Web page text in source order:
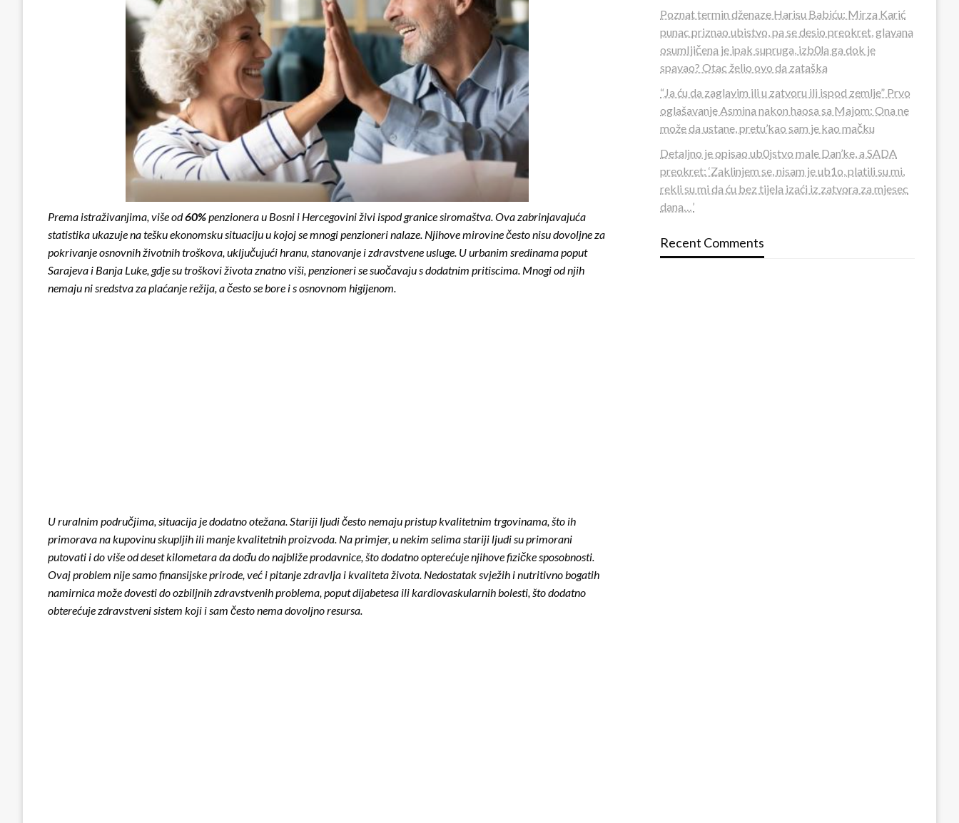
Prema istraživanjima, više od60%penzionera u Bosni i Hercegovini živi ispod granice siromaštva. Ova zabrinjavajuća
statistika ukazuje na tešku ekonomsku situaciju u kojoj se mnogi penzioneri nalaze. Njihove mirovine često nisu dovoljne za
pokrivanje osnovnih životnih troškova, uključujući hranu, stanovanje i zdravstvene usluge. U urbanim sredinama poput
Sarajeva i Banja Luke, gdje su troškovi života znatno viši, penzioneri se suočavaju s dodatnim pritiscima. Mnogi od njih
nemaju ni sredstva za plaćanje režija, a često se bore i s osnovnom higijenom.
U ruralnim područjima, situacija je dodatno otežana. Stariji ljudi često nemaju pristup kvalitetnim trgovinama, što ih
primorava na kupovinu skupljih ili manje kvalitetnih proizvoda. Na primjer, u nekim selima stariji ljudi su primorani
putovati i do više od deset kilometara da dođu do najbliže prodavnice, što dodatno opterećuje njihove fizičke sposobnosti.
Ovaj problem nije samo finansijske prirode, već i pitanje zdravlja i kvaliteta života. Nedostatak svježih i nutritivno bogatih
namirnica može dovesti do ozbiljnih zdravstvenih problema, poput dijabetesa ili kardiovaskularnih bolesti, što dodatno
obterećuje zdravstveni sistem koji i sam često nema dovoljno resursa.
Poznat termin dženaze Harisu Babiću: Mirza Karić
punac priznao ubistvo, pa se desio preokret, glavana
osumIjičena je ipak supruga, izb0la ga dok je
spavao? Otac želio ovo da zataška
“Ja ću da zaglavim ili u zatvoru ili ispod zemlje” Prvo
oglašavanje Asmina nakon haosa sa Majom: Ona ne
može da ustane, pretu’kao sam je kao mačku
Detaljno je opisao ub0jstvo male Dan’ke, a SADA
preokret: ‘Zaklinjem se, nisam je ub1o, platili su mi,
rekli su mi da ću bez tijela izaći iz zatvora za mjesec
dana…’
Recent Comments